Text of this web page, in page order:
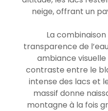
neige, offrant un
La
transparence de
ambiance
contraste entre le
intense des lacs et
massif donne
montagne à la fois